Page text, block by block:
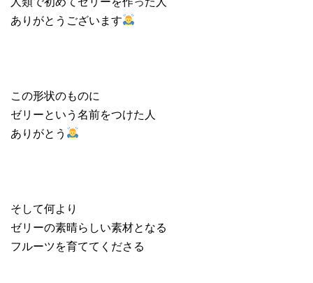
ありがとうございます
この形状のものに
ゼリーという名前をつけた人
ありがとう
そして何より
ゼリーの素晴らしい素材となる
フルーツを育ててくださる